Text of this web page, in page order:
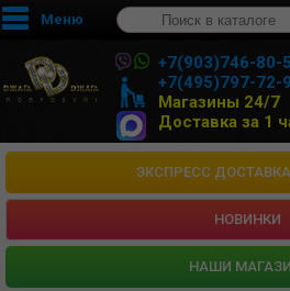
Меню
+7(903)746-80-
+7(495)797-72-
Магазины 24/7
Доставка за 1
ЭКСПРЕСС
НОВИНКИ
HАШИ